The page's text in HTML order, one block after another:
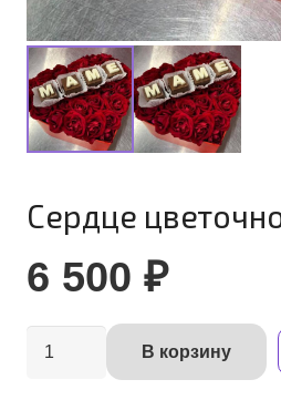
Сердце
6 500 ₽
Количество
В корзину
Alternative: